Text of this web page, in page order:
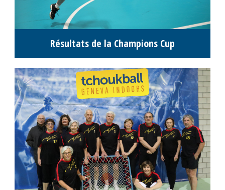
Résultats de la Champions Cup